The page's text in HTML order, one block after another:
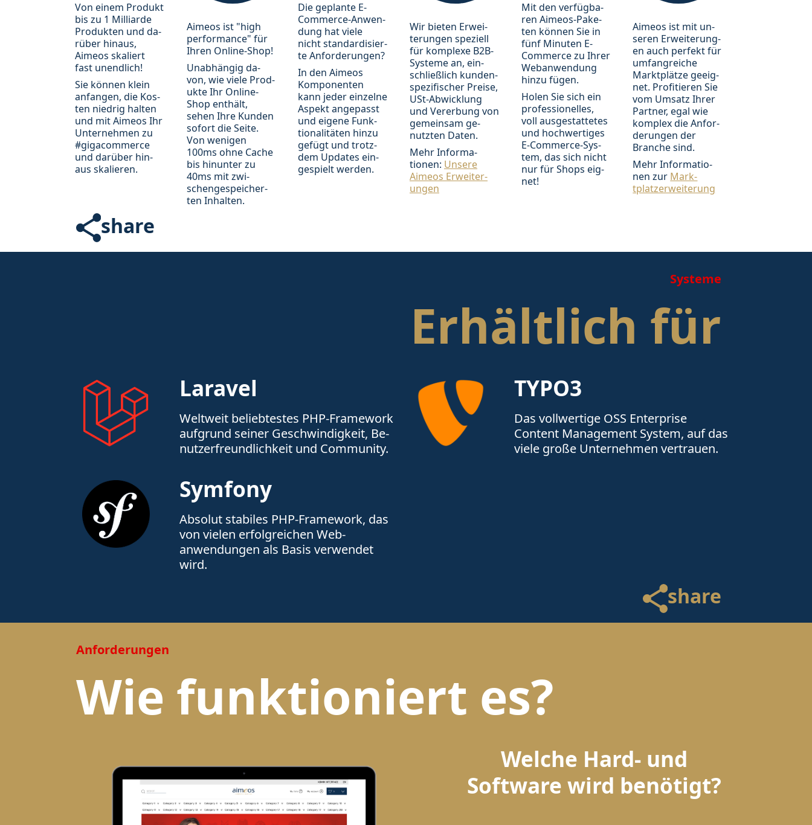
Von ei­nem Pro­dukt
bis zu 1 Mil­li­ar­de
Pro­duk­ten und da­
rü­ber hin­aus,
Aimeos ska­liert
fast un­end­lich!
Sie kön­nen klein
an­fan­gen, die Kos­
ten nie­drig hal­ten
und mit Aimeos Ihr
Un­ter­neh­men zu
#gigacommerce
und da­rü­ber hin­
aus ska­lie­ren.
Aimeos ist "high
performance" für
Ihren Online-Shop!
Unabhängig da­
von, wie vie­le Prod­
uk­te Ihr Online-
Shop ent­hält,
sehen Ihre Kund­en
sofort die Sei­te.
Von we­ni­gen
100ms ohne Cache
bis hin­unter zu
40ms mit zwi­
schen­ge­spei­cher­
ten In­hal­ten.
Die ge­plan­te E-
Commerce-An­wen­
dung hat viele
nicht stan­dard­isier­
te An­for­der­ung­en?
In den Aimeos
Kom­po­nen­ten
kann je­der ein­zel­ne
As­pekt an­ge­passt
und ei­gene Funk­
tion­ali­täten hin­zu
ge­fügt und trotz­
dem Up­dates ein­
ge­spielt wer­den.
Wir bieten Er­wei­
ter­ung­en spe­ziell
für kom­plexe B2B-
Sys­teme an, ein­
schließ­lich kun­den­
spe­zi­fisch­er Prei­se,
USt-Ab­wick­lung
und Ver­er­bung von
ge­mein­sam ge­
nutz­ten Da­ten.
Mehr In­for­ma­
tionen: Un­sere
Aimeos Er­wei­ter­
ung­en
Mit den ver­füg­ba­
ren Aimeos-Pake­
ten kön­nen Sie in
fünf Mi­nu­ten E-
Commerce zu Ihrer
Web­an­wen­dung
hin­zu fü­gen.
Holen Sie sich ein
pro­fes­sion­elles,
voll aus­ge­stat­tet­es
und hoch­wer­ti­ges
E-Commerce-Sys­
tem, das sich nicht
nur für Shops eig­
net!
Aimeos ist mit un­
ser­en Er­wei­ter­ung­
en auch per­fekt für
um­fang­rei­che
Markt­plätze ge­eig­
net. Pro­fi­tie­ren Sie
vom Ums­atz Ihrer
Part­ner, egal wie
kom­plex die An­for­
der­ung­en der
Branche sind.
Mehr In­for­ma­tio­
nen zur Mark­
tplatz­er­wei­ter­ung
share
Systeme
Erhältlich für
Laravel
Welt­weit be­lieb­tes­tes PHP-Frame­work
auf­grund sei­ner Ge­schwin­dig­keit, Be­
nutzer­freund­lich­keit und Com­munity.
TYPO3
Das voll­wertige OSS Enterprise
Content Management System, auf das
viele große Unter­nehmen ver­trauen.
Symfony
Absolut sta­biles PHP-Frame­work, das
von vielen erfolg­reichen Web­
anwendungen als Basis verwendet
wird.
share
Anforderungen
Wie funktioniert es?
Welche Hard- und
Software wird benötigt?